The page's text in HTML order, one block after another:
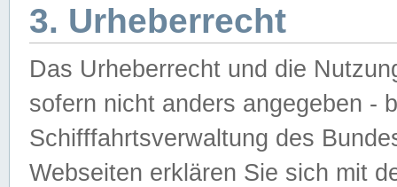
3. Urheberrecht
Das Urheberrecht und die
sofern nicht anders angegeben -
Schifffahrtsverwaltung des
Webseiten erklären Sie sich mit